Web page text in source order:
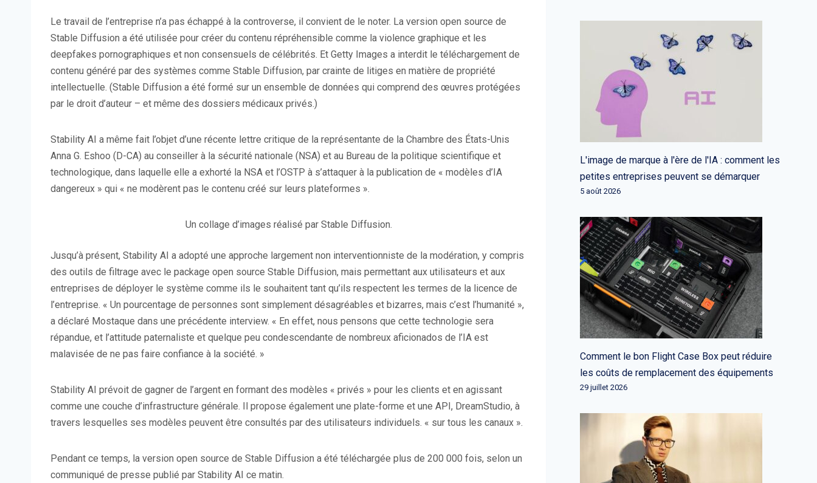
Le travail de l’entreprise n’a pas échappé à la controverse, il convient de le noter. La version open source de
Stable Diffusion a été utilisée pour créer du contenu répréhensible comme la violence graphique et les
deepfakes pornographiques et non consensuels de célébrités. Et Getty Images a interdit le téléchargement de
contenu généré par des systèmes comme Stable Diffusion, par crainte de litiges en matière de propriété
intellectuelle. (Stable Diffusion a été formé sur un ensemble de données qui comprend des œuvres protégées
par le droit d’auteur – et même des dossiers médicaux privés.)
Stability AI a même fait l’objet d’une récente lettre critique de la représentante de la Chambre des États-Unis
Anna G. Eshoo (D-CA) au conseiller à la sécurité nationale (NSA) et au Bureau de la politique scientifique et
technologique, dans laquelle elle a exhorté la NSA et l’OSTP à s’attaquer à la publication de « modèles d’IA
dangereux » qui « ne modèrent pas le contenu créé sur leurs plateformes ».
Un collage d’images réalisé par Stable Diffusion.
Jusqu’à présent, Stability AI a adopté une approche largement non interventionniste de la modération, y compris
des outils de filtrage avec le package open source Stable Diffusion, mais permettant aux utilisateurs et aux
entreprises de déployer le système comme ils le souhaitent tant qu’ils respectent les termes de la licence de
l’entreprise. « Un pourcentage de personnes sont simplement désagréables et bizarres, mais c’est l’humanité »,
a déclaré Mostaque dans une précédente interview. « En effet, nous pensons que cette technologie sera
répandue, et l’attitude paternaliste et quelque peu condescendante de nombreux aficionados de l’IA est
malavisée de ne pas faire confiance à la société. »
Stability AI prévoit de gagner de l’argent en formant des modèles « privés » pour les clients et en agissant
comme une couche d’infrastructure générale. Il propose également une plate-forme et une API, DreamStudio, à
travers lesquelles ses modèles peuvent être consultés par des utilisateurs individuels. « sur tous les canaux ».
Pendant ce temps, la version open source de Stable Diffusion a été téléchargée plus de 200 000 fois, selon un
communiqué de presse publié par Stability AI ce matin.
L'image de marque à l'ère de l'IA : comment les
petites entreprises peuvent se démarquer
5 août 2026
Comment le bon Flight Case Box peut réduire
les coûts de remplacement des équipements
29 juillet 2026